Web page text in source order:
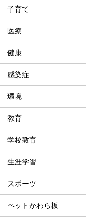
子育て
医療
健康
感染症
環境
教育
学校教育
生涯学習
スポーツ
ペットかわら板